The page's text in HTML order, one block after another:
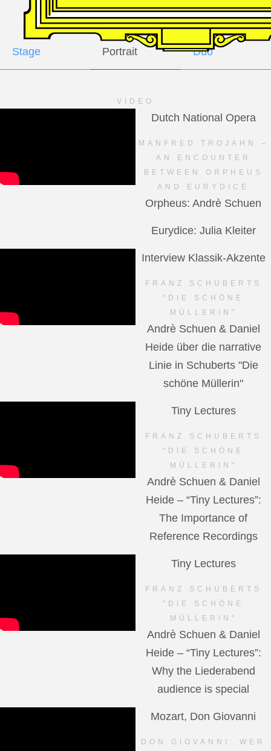
GALLERY
Stage Portrait Duo
VIDEO
Dutch National Opera
MANFRED TROJAHN –
AN ENCOUNTER
BETWEEN ORPHEUS
AND EURYDICE
Orpheus: Andrè Schuen
Eurydice: Julia Kleiter
Interview Klassik-Akzente
FRANZ SCHUBERTS
"DIE SCHÖNE
MÜLLERIN"
Andrè Schuen & Daniel
Heide über die narrative
Linie in Schuberts "Die
schöne Müllerin"
Tiny Lectures
FRANZ SCHUBERTS
"DIE SCHÖNE
MÜLLERIN"
Andrè Schuen & Daniel
Heide – “Tiny Lectures”:
The Importance of
Reference Recordings
Tiny Lectures
FRANZ SCHUBERTS
"DIE SCHÖNE
MÜLLERIN"
Andrè Schuen & Daniel
Heide – “Tiny Lectures”:
Why the Liederabend
audience is special
Mozart, Don Giovanni
DON GIOVANNI: WER